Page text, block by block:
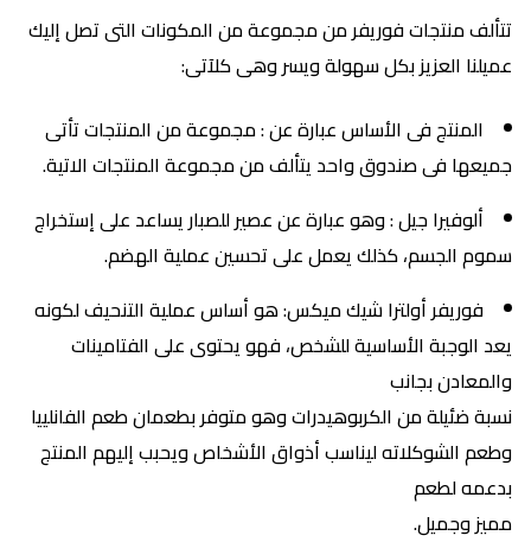
تتألف منتجات فوريفر من مجموعة من المكونات التى تصل إليك
عميلنا العزيز بكل سهولة ويسر وهى كلآتى:
المنتج فى الأساس عبارة عن : مجموعة من المنتجات تأتى
جميعها فى صندوق واحد يتألف من مجموعة المنتجات الاتية.
ألوفيرا جيل : وهو عبارة عن عصير للصبار يساعد على إستخراج
سموم الجسم، كذلك يعمل على تحسين عملية الهضم.
فوريفر أولترا شيك ميكس: هو أساس عملية التنحيف لكونه
يعد الوجبة الأساسية للشخص، فهو يحتوى على الفتامينات
والمعادن بجانب
نسبة ضئيلة من الكربوهيدرات وهو متوفر بطعمان طعم الفانلييا
وطعم الشوكلاته ليناسب أذواق الأشخاص ويحبب إليهم المنتج
بدعمه لطعم
مميز وجميل.